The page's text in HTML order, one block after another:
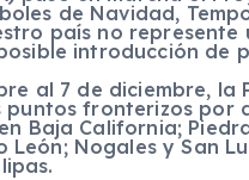
de Navidad,
país no
introducción de
al 7 de diciembre, la
puntos fronterizos por
Baja California;
León; Nogales y San